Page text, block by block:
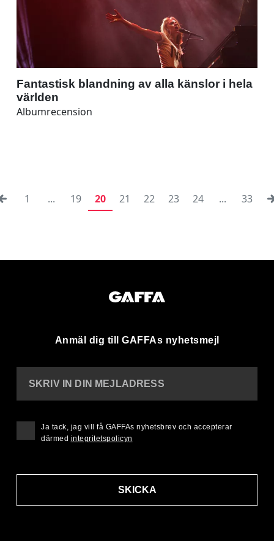
Fantastisk blandning av alla känslor i hela
världen
Albumrecension
1 ... 19 20 21 22 23 24 ... 33
Anmäl dig till GAFFAs nyhetsmejl
SKRIV IN DIN MEJLADRESS
SKICKA
Ja tack, jag vill få GAFFAs nyhetsbrev och accepterar
därmed integritetspolicyn